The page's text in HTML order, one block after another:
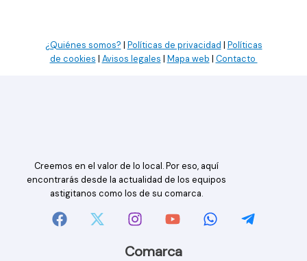
¿Quiénes somos? | Políticas de privacidad | Políticas
de cookies | Avisos legales | Mapa web | Contacto
Creemos en el valor de lo local. Por eso, aquí
encontrarás desde la actualidad de los equipos
astigitanos como los de su comarca.
Comarca